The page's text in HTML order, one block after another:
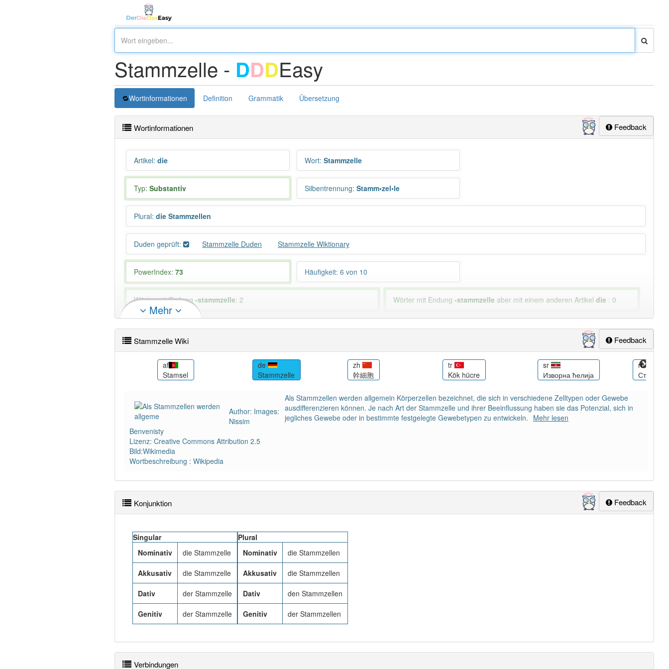
Stammzelle - DDDEasy
Wortinformationen Definition Grammatik Übersetzung
Feedback
Wortinformationen
Artikel: die Wort: Stammzelle
Typ: Substantiv Silbentrennung: Stamm•zel•le
Plural: die Stammzellen
Duden geprüft: Stammzelle Duden Stammzelle Wiktionary
PowerIndex: 73 Häufigkeit: 6 von 10
Wörter mit Endung -stammzelle: 2 Wörter mit Endung-stammzelle aber mit einem anderen Artikeldie : 0
Das Wort wird häufig verwendet im Bereich Medizin 83% unserer Spielapp-Nutzer haben den Artikel korrekt erraten.
Mehr
Feedback
Stammzelle Wiki
af
Stamsel
de
Stammzelle
zh
幹細胞
tr
Kök hücre
sr
Изворна ћелија
ru
Author: Images:
Nissim
Benvenisty
Lizenz: Creative Commons Attribution 2.5
Bild:Wikimedia
Wortbeschreibung : Wikipedia
Als Stammzellen werden allgemein Körperzellen bezeichnet, die sich in verschiedene Zelltypen oder Gewebe
ausdifferenzieren können. Je nach Art der Stammzelle und ihrer Beeinflussung haben sie das Potenzial, sich in
jegliches Gewebe oder in bestimmte festgelegte Gewebetypen zu entwickeln. Mehr lesen
Feedback
Konjunktion
Singular
Nominativ
die Stammzelle
Akkusativ die Stammzelle
Dativ der Stammzelle
Genitiv der Stammzelle
Plural
Nominativ
die Stammzellen
Akkusativ die Stammzellen
Dativ den Stammzellen
Genitiv der Stammzellen
Verbindungen